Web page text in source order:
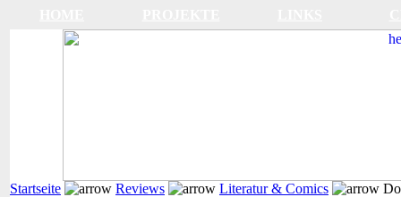
Startseite Reviews Literatur & Comics